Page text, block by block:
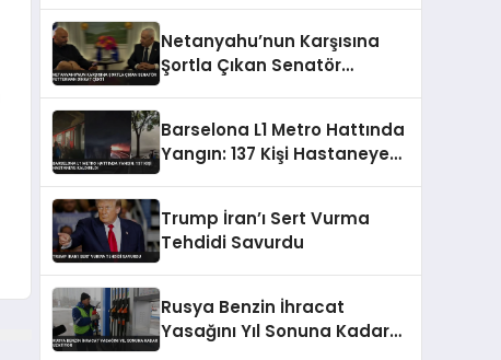
Netanyahu’nun Karşısına
Şortla Çıkan Senatör
Barselona L1 Metro Hattında
Yangın: 137 Kişi Hastaneye
Trump İran’ı Sert Vurma
Tehdidi Savurdu
Rusya Benzin İhracat
Yasağını Yıl Sonuna Kadar